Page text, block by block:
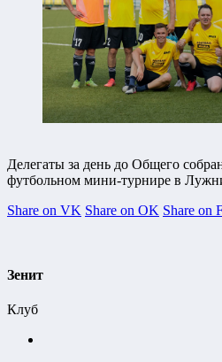
Делегаты за день до Общего
футбольном мини-турнире в
Share on VK Share on OK Share on
Зенит
Клуб